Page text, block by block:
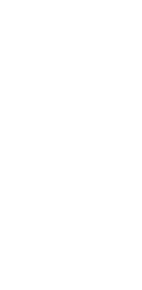
Aménagement
L'aménagement
jardins qui allient